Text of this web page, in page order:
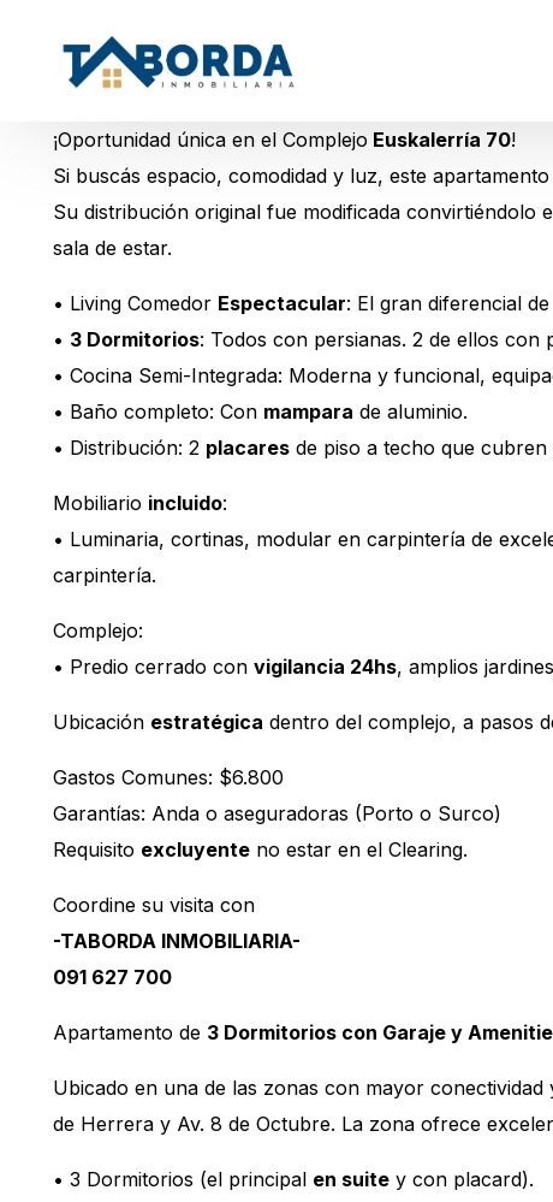
¡Oportunidad única en el Complejo Euskalerría 70!
Si buscás espacio, comodidad y luz, este
Su distribución original fue modificada convirtiéndolo
sala de estar.
• Living Comedor Espectacular: El gran diferencial
• 3 Dormitorios: Todos con persianas. 2 de ellos con
• Cocina Semi-Integrada: Moderna y funcional,
• Baño completo: Con mampara de aluminio.
• Distribución: 2 placaresde piso a techo que cubren
Mobiliario incluido:
• Luminaria, cortinas, modular en carpintería de
carpintería.
Complejo:
• Predio cerrado con vigilancia 24hs, amplios
Ubicación estratégica dentro del complejo, a pasos
Gastos Comunes: $6.800
Garantías: Anda o aseguradoras (Porto o Surco)
Requisito excluyenteno estar en el Clearing.
Coordine su visita con
-TABORDA INMOBILIARIA-
091 627 700
Apartamento de 3 Dormitorios con Garaje y
Ubicado en una de las zonas con mayor conectividad
de Herrera y Av. 8 de Octubre. La zona ofrece
• 3 Dormitorios (el principal en suitey con placard).